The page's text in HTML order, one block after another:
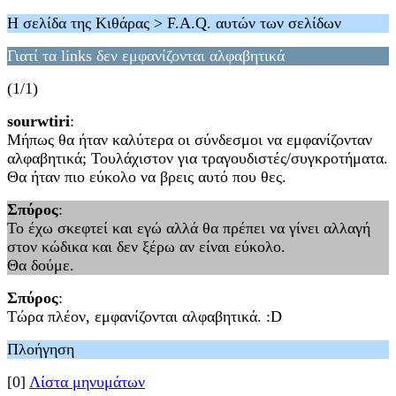
Η σελίδα της Κιθάρας > F.A.Q. αυτών των σελίδων
Γιατί τα links δεν εμφανίζονται αλφαβητικά
(1/1)
sourwtiri:
Μήπως θα ήταν καλύτερα οι σύνδεσμοι να εμφανίζονταν
αλφαβητικά; Τουλάχιστον για τραγουδιστές/συγκροτήματα.
Θα ήταν πιο εύκολο να βρεις αυτό που θες.
Σπύρος:
Το έχω σκεφτεί και εγώ αλλά θα πρέπει να γίνει αλλαγή
στον κώδικα και δεν ξέρω αν είναι εύκολο.
Θα δούμε.
Σπύρος:
Τώρα πλέον, εμφανίζονται αλφαβητικά. :D
Πλοήγηση
[0] Λίστα μηνυμάτων